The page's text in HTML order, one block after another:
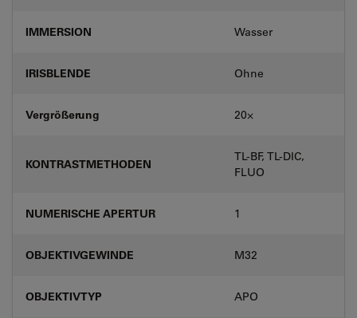
IMMERSION Wasser
IRISBLENDE Ohne
Vergrößerung 20⨉
KONTRASTMETHODEN
TL-BF, TL-DIC,
FLUO
NUMERISCHE APERTUR 1
OBJEKTIVGEWINDE M32
OBJEKTIVTYP APO